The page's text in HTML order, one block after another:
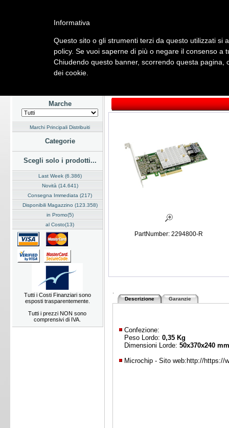
Listino Marchi Dati Cliente Servizi Company
Software Fotografia Telefonia Audio Video
Marche
Marchi Principali Distribuiti
Categorie
Scegli solo i prodotti...
Last Week (6.386)
Novità (14.641)
Consegna Immediata (217)
Disponibili Magazzino (123.358)
in Promo(5)
al Costo(13)
Tutti i Costi Finanziari sono
esposti trasparentemente.
Tutti i prezzi NON sono
comprensivi di IVA.
PartNumber: 2294800-R
Descrizione Garanzie
Confezione:
Peso Lordo: 0,35 Kg
Dimensioni Lorde: 50x370x240 mm
Microchip - Sito web: http://https://
Informativa
Questo sito o gli strumenti terzi da questo utilizzati si
policy. Se vuoi saperne di più o negare il consenso a
Chiudendo questo banner, scorrendo questa pagina,
dei cookie.